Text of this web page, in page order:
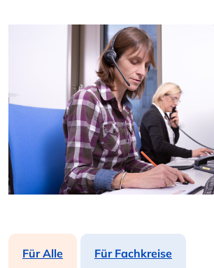
Für Alle Für Fachkreise